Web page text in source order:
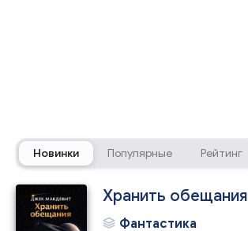
Новинки Популярные Рейтинг
Хранить обещания
Фантастика